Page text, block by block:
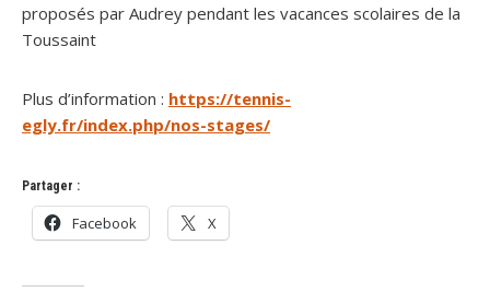
proposés par Audrey pendant les vacances scolaires de la
Toussaint
Plus d’information : https://tennis-
egly.fr/index.php/nos-stages/
Partager :
Facebook X